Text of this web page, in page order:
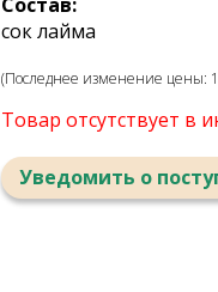
сок лайма
(Последнее изменение цены:
Товар отсутствует в
Уведомить о